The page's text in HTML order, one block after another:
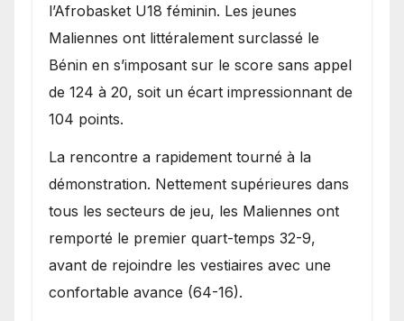
l’Afrobasket U18 féminin. Les jeunes
Maliennes ont littéralement surclassé le
Bénin en s’imposant sur le score sans appel
de 124 à 20, soit un écart impressionnant de
104 points.
La rencontre a rapidement tourné à la
démonstration. Nettement supérieures dans
tous les secteurs de jeu, les Maliennes ont
remporté le premier quart-temps 32-9,
avant de rejoindre les vestiaires avec une
confortable avance (64-16).